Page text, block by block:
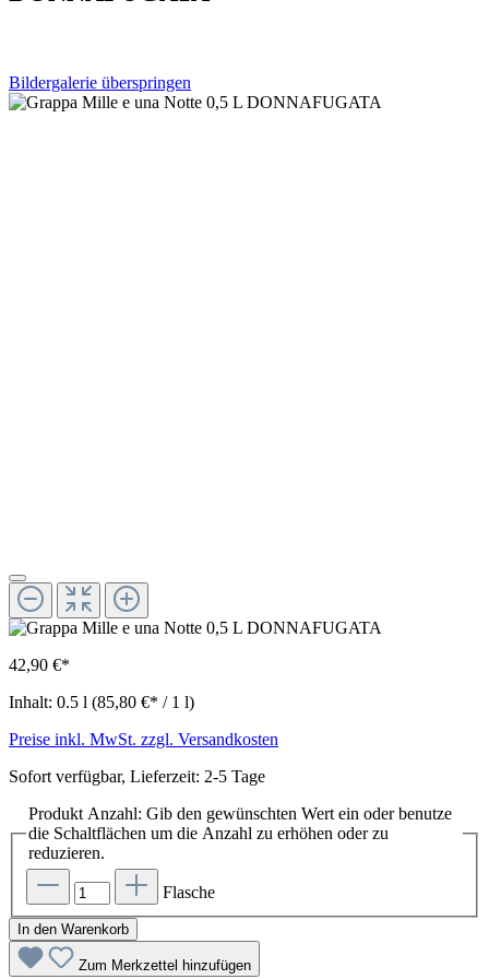
Bildergalerie überspringen
42,90 €*
Inhalt: 0.5 l (85,80 €* / 1 l)
Preise inkl. MwSt. zzgl. Versandkosten
Sofort verfügbar, Lieferzeit: 2-5 Tage
Produkt Anzahl: Gib den gewünschten Wert ein oder benutze
die Schaltflächen um die Anzahl zu erhöhen oder zu
reduzieren.
Flasche
In den Warenkorb
Zum Merkzettel hinzufügen